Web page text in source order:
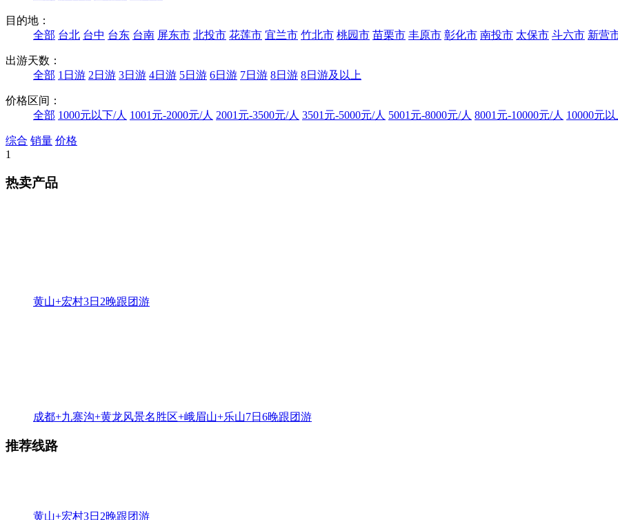
目的地：
全部 台北 台中 台东 台南 屏东市 北投市 花莲市 宜兰市 竹北市 桃园市 苗栗市 丰原市 彰化市 南投市 太保市 斗六市 新营
出游天数：
全部 1日游 2日游 3日游 4日游 5日游 6日游 7日游 8日游 8日游及以上
价格区间：
全部 1000元以下/人 1001元-2000元/人 2001元-3500元/人 3501元-5000元/人 5001元-8000元/人 8001元-10000元/人 10000元以
综合 销量 价格
1
热卖产品
黄山+宏村3日2晚跟团游
成都+九寨沟+黄龙风景名胜区+峨眉山+乐山7日6晚跟团游
推荐线路
黄山+宏村3日2晚跟团游